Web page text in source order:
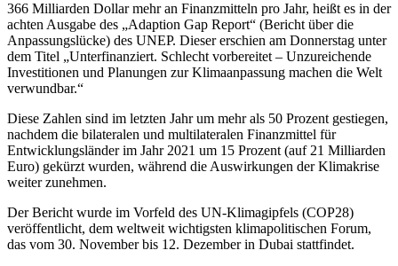
366 Milliarden Dollar mehr an Finanzmitteln pro Jahr, heißt es in der
achten Ausgabe des „Adaption Gap Report“ (Bericht über die
Anpassungslücke) des UNEP. Dieser erschien am Donnerstag unter
dem Titel „Unterfinanziert. Schlecht vorbereitet – Unzureichende
Investitionen und Planungen zur Klimaanpassung machen die Welt
verwundbar.“
Diese Zahlen sind im letzten Jahr um mehr als 50 Prozent gestiegen,
nachdem die bilateralen und multilateralen Finanzmittel für
Entwicklungsländer im Jahr 2021 um 15 Prozent (auf 21 Milliarden
Euro) gekürzt wurden, während die Auswirkungen der Klimakrise
weiter zunehmen.
Der Bericht wurde im Vorfeld des UN-Klimagipfels (COP28)
veröffentlicht, dem weltweit wichtigsten klimapolitischen Forum,
das vom 30. November bis 12. Dezember in Dubai stattfindet.